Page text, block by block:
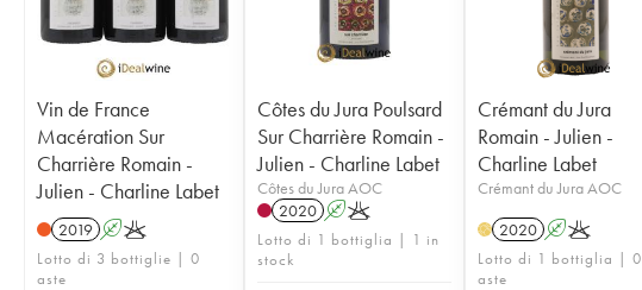
Vin de France
Macération Sur
Charrière Romain -
Julien - Charline Labet
2019 AK
Lotto di 3 bottiglie | 0
aste
Côtes du Jura Poulsard
Sur Charrière Romain -
Julien - Charline Labet
Côtes du Jura AOC
2020 AK
Lotto di 1 bottiglia | 1 in
stock
Crémant du Jura
Romain - Julien -
Charline Labet
Crémant du Jura AOC
H 2020 AK
Lotto di 1 bottiglia | 0
aste